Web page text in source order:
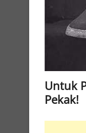
Untuk
Pekak!